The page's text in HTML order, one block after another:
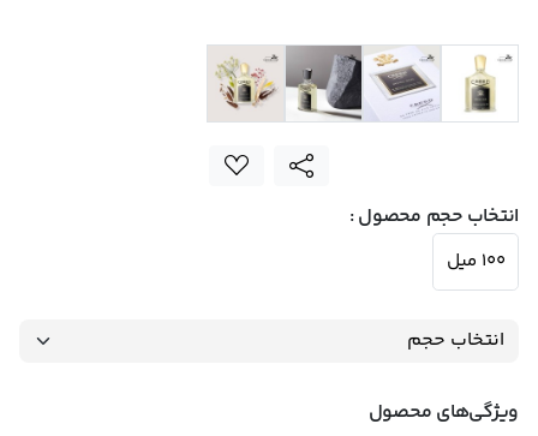
انتخاب حجم محصول :
100 میل
ویژگی‌های محصول